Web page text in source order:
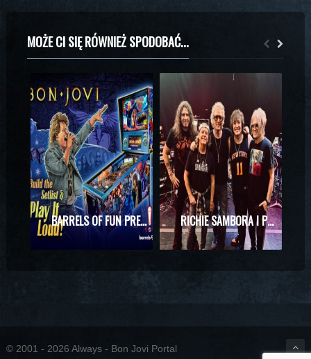
MOŻE CI SIĘ RÓWNIEŻ SPODOBAĆ...
BARRELS OF FUN PREZENTUJE MASZYNĘ DO PINBALLA Z MOTYWAMI BON JOVI RICHIE SAMBORA I PHIL X RAZEM NA SCENIE! WYJĄTKOWE SPOTKANIE PODCZAS KONCERTU KINGS OF CHAOS
© 2001 - 2026 Always - Bon Jovi Portal